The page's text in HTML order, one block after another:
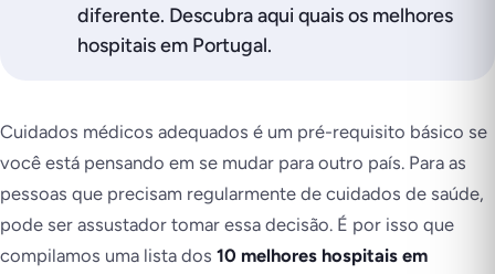
diferente. Descubra aqui quais os melhores
hospitais em Portugal.
Cuidados médicos adequados é um pré-requisito básico se
você está pensando em se mudar para outro país. Para as
pessoas que precisam regularmente de cuidados de saúde,
pode ser assustador tomar essa decisão. É por isso que
compilamos uma lista dos 10 melhores hospitais em